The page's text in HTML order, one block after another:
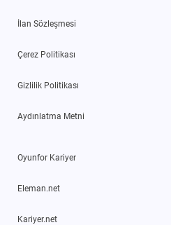
İlan Sözleşmesi
Çerez Politikası
Gizlilik Politikası
Aydınlatma Metni
Oyunfor Kariyer
Eleman.net
Kariyer.net